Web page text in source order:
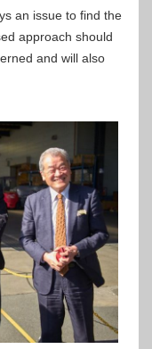
an issue to find the
approach should
and will also